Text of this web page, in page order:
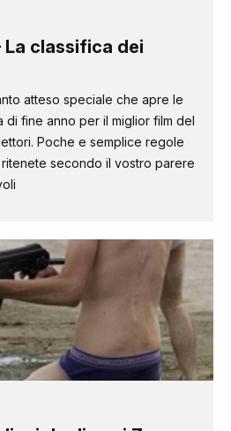
La classifica dei
atteso speciale che apre le
di fine anno per il miglior film del
Poche e semplice regole
secondo il vostro parere